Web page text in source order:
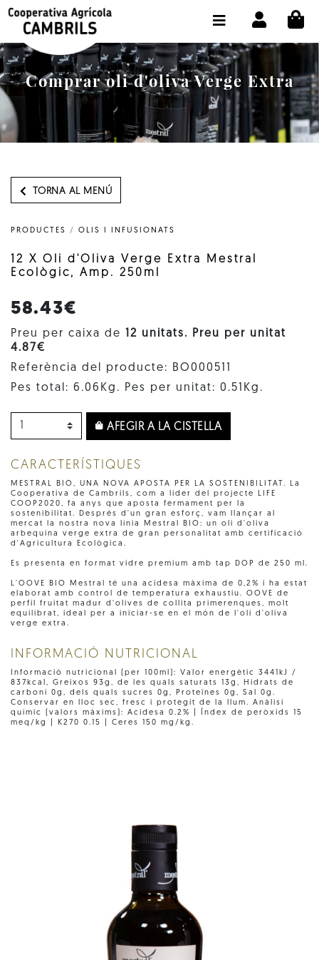
Comprar oli d'oliva Verge Extra
TORNA AL MENÚ
PRODUCTES / OLIS I INFUSIONATS
12 X Oli d'Oliva Verge Extra Mestral
Ecològic, Amp. 250ml
58.43€
Preu per caixa de
12 unitats. Preu per unitat
4.87€
Referència del producte: BO000511
Pes total: 6.06Kg. Pes per unitat: 0.51Kg.
AFEGIR A LA CISTELLA
CARACTERÍSTIQUES
MESTRAL BIO, UNA NOVA APOSTA PER LA SOSTENIBILITAT. La
Cooperativa de Cambrils, com a líder del projecte LIFE
COOP2020, fa anys que aposta fermament per la
sostenibilitat. Després d'un gran esforç, vam llançar al
mercat la nostra nova línia Mestral BIO: un oli d'oliva
arbequina verge extra de gran personalitat amb certificació
d'Agricultura Ecològica.
Es presenta en format vidre premium amb tap DOP de 250 ml.
L'OOVE BIO Mestral té una acidesa màxima de 0,2% i ha estat
elaborat amb control de temperatura exhaustiu. OOVE de
perfil fruitat madur d'olives de collita primerenques, molt
equilibrat, ideal per a iniciar-se en el món de l'oli d'oliva
verge extra.
INFORMACIÓ NUTRICIONAL
Informació nutricional (per 100ml): Valor energètic 3441kJ /
837kcal, Greixos 93g, de les quals saturats 13g, Hidrats de
carboni 0g, dels quals sucres 0g, Proteïnes 0g, Sal 0g.
Conservar en lloc sec, fresc i protegit de la llum. Anàlisi
químic (valors màxims): Acidesa 0.2% | Índex de peròxids 15
meq/kg | K270 0.15 | Ceres 150 mg/kg.
BOTIGA COMPRA ONLINE
LA COOPERATIVA
OLEOTOUR
PRODUCTES
EL NOSTRE OLI
SELECCIONAR IDIOMA: